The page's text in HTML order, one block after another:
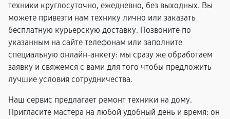
техники круглосуточно, ежедневно, без выходных. Вы
можете привезти нам технику лично или заказать
бесплатную курьерскую доставку. Позвоните по
указанным на сайте телефонам или заполните
специальную онлайн-анкету: мы сразу же обработаем
заявку и свяжемся с вами для того чтобы предложить
лучшие условия сотрудничества.
Наш сервис предлагает ремонт техники на дому.
Пригласите мастера на любой удобный день и время: он